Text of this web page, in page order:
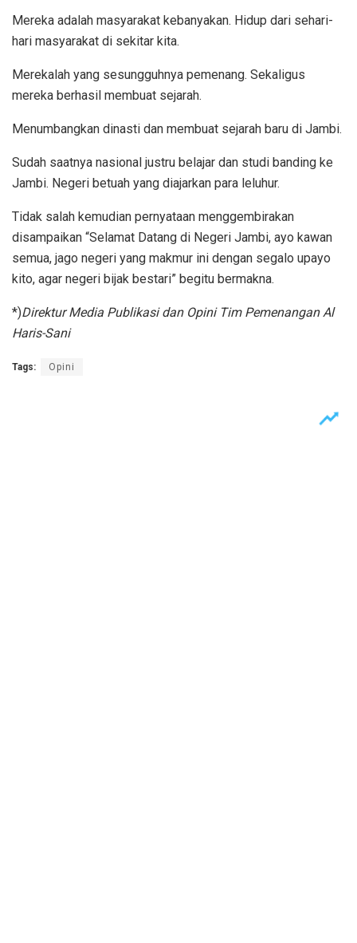
Mereka adalah masyarakat kebanyakan. Hidup dari sehari-
hari masyarakat di sekitar kita.
Merekalah yang sesungguhnya pemenang. Sekaligus
mereka berhasil membuat sejarah.
Menumbangkan dinasti dan membuat sejarah baru di Jambi.
Sudah saatnya nasional justru belajar dan studi banding ke
Jambi. Negeri betuah yang diajarkan para leluhur.
Tidak salah kemudian pernyataan menggembirakan
disampaikan “Selamat Datang di Negeri Jambi, ayo kawan
semua, jago negeri yang makmur ini dengan segalo upayo
kito, agar negeri bijak bestari” begitu bermakna.
*)Direktur Media Publikasi dan Opini Tim Pemenangan Al
Haris-Sani
Tags: Opini